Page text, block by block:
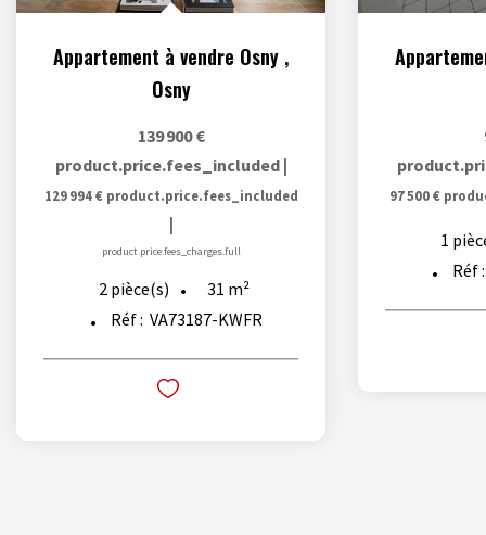
Appartement à vendre Osny ,
Osny
139 900 €
product.price.fees_included |
129 994 € product.price.fees_included
|
product.price.fees_charges.full
2 pièce(s) 31 m²
Réf : VA73187-KWFR
97 500 €
1
Réf